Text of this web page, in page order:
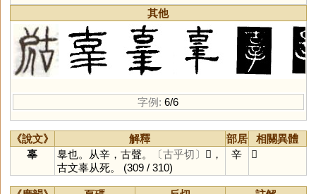
其他
字例: 6/6
《說文》 解釋 部居
相關異體
辜
辠也。从辛，古聲。 〔古乎切〕
𡲞，
古文辜从死。 (309 / 310)
辛 𡲞